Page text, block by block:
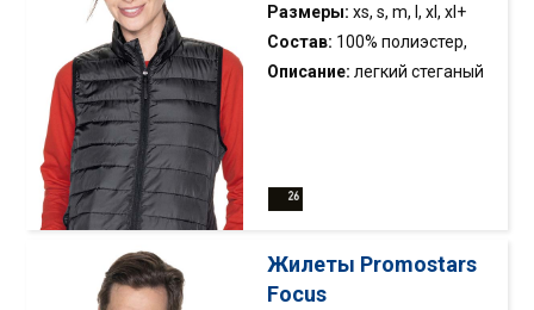
Размеры: xs, s, m, l, xl, xl+
Состав: 100% полиэстер,
наполнитель
Описание: легкий стеганый
простой фасон; воротник-
Жилеты Promostars
Focus